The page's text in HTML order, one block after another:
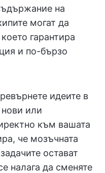
на
могат да
гарантира
и по-бързо
идеите в
или
към вашата
че мозъчната
остават
налага да сменяте